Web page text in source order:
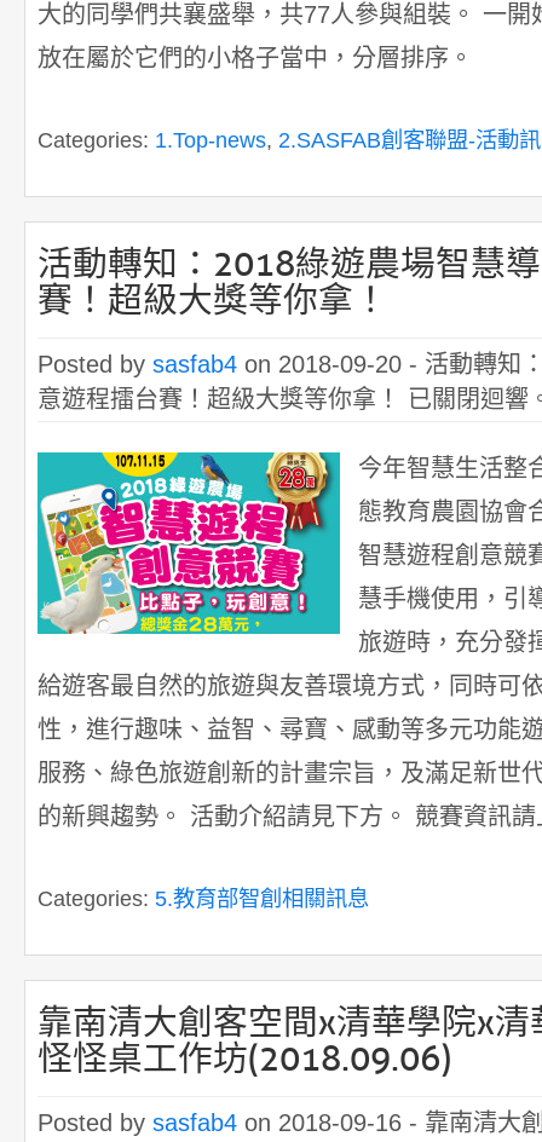
大的同學們共襄盛舉，共77人參與組裝。 一
放在屬於它們的小格子當中，分層
Categories: 1.Top-news, 2.SASFAB創客聯盟-活動
活動轉知：2018綠遊農場智慧
賽！超級大獎等你拿！
Posted by sasfab4 on 2018-09-20 - 活動轉知
意遊程擂台賽！超級大獎等你拿！
已關閉迴響
今年智慧生活整
態教育農園協會
智慧遊程創意競
慧手機使用，引
旅遊時，充分發
給遊客最自然的旅遊與友善環境方式，同時可
性，進行趣味、益智、尋寶、感動等多元功能
服務、綠色旅遊創新的計畫宗旨，及滿足新世
的新興趨勢。 活動介紹請見下方。 競賽資訊
Categories: 5.教育部智創相關訊息
靠南清大創客空間x清華學院x
怪怪桌工作坊(2018.09.06)
Posted by sasfab4 on 2018-09-16 - 靠南清大